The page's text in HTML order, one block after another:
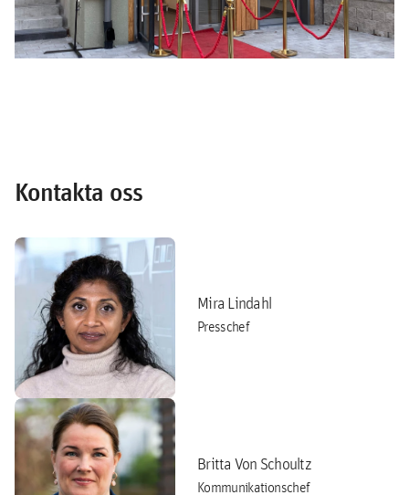
Kontakta oss
Mira Lindahl
Presschef
Britta Von Schoultz
Kommunikationschef